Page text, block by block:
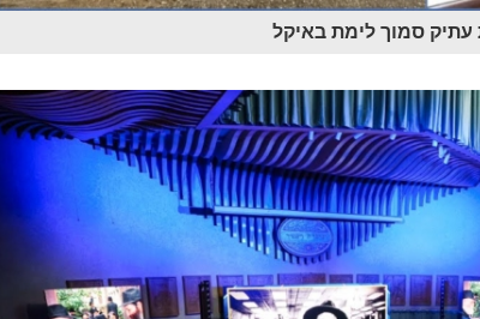
עתיק סמוך לימת באיקל